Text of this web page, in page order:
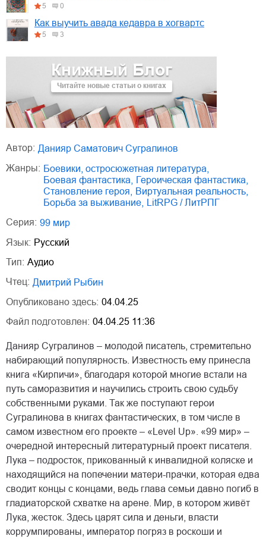
Книжный Блог
Читайте новые статьи о книгах
5 0
Как выучить авада кедавра в хогвартс
5 3
Автор:
Данияр Саматович Сугралинов
Жанры:
боевики, остросюжетная литература
боевая фантастика
героическая фантастика
становление героя
виртуальная реальность
борьба за выживание
LitRPG / ЛитРПГ
Серия:
99 мир
Язык: Русский
Тип: Аудио
Чтец:
Дмитрий Рыбин
Опубликовано здесь: 04.04.25
Файл подготовлен: 04.04.25 11:36
Данияр Сугралинов – молодой писатель, стремительно
набирающий популярность. Известность ему принесла
книга «Кирпичи», благодаря которой многие встали на
путь саморазвития и научились строить свою судьбу
собственными руками. Так же поступают герои
Сугралинова в книгах фантастических, в том числе в
самом известном его проекте – «Level Up». «99 мир» –
очередной интересный литературный проект писателя.
Лука – подросток, прикованный к инвалидной коляске и
находящийся на попечении матери-прачки, которая едва
сводит концы с концами, ведь глава семьи давно погиб в
гладиаторской схватке на арене. Мир, в котором живёт
Лука, жесток. Здесь царят сила и деньги, власти
коррумпированы, император погряз в роскоши и